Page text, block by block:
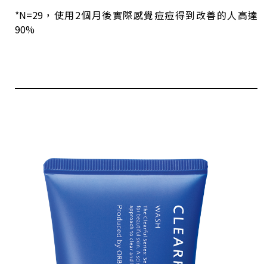
*N=29，使用2個月後實際感覺痘痘得到改善的人高達
90%